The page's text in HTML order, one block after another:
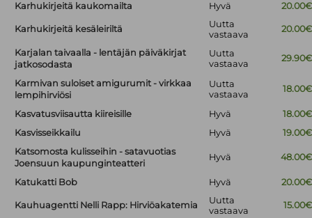
Karhukirjeitä kaukomailta Hyvä 20.00€
Karhukirjeitä kesäleiriltä
Uutta
vastaava
20.00€
Karjalan taivaalla - lentäjän päiväkirjat
jatkosodasta
Uutta
vastaava
29.90€
Karmivan suloiset amigurumit - virkkaa
lempihirviösi
Uutta
vastaava
18.00€
Kasvatusviisautta kiireisille Hyvä
18.00€
Kasvisseikkailu
Hyvä
19.00€
Katsomosta kulisseihin - satavuotias
Joensuun kaupunginteatteri
Hyvä 48.00€
Katukatti Bob Hyvä 20.00€
Kauhuagentti Nelli Rapp: Hirviöakatemia
Uutta
vastaava
15.00€